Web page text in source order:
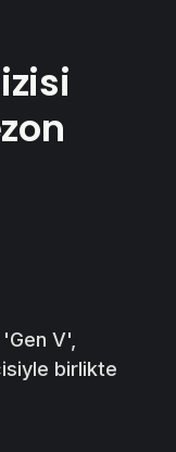
V',
birlikte